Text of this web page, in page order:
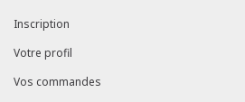
Inscription
Votre profil
Vos commandes